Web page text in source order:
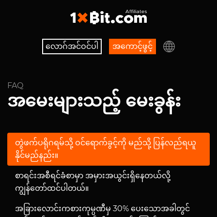
လောဂ်အင်ဝင်ပါ အကောင့်ဖွင့်
FAQ
အမေးများသည့် မေးခွန်း
တွဲဖက်ပရိုဂရမ်သို့ ဝင်ရောက်ခွင့်ကို မည်သို့ ပြန်လည်ရယူ
နိုင်မည်နည်း။
စာရင်းအစီရင်ခံစာမှာ အမှားအယွင်းရှိနေတယ်လို့
ကျွန်တော်ထင်ပါတယ်။
အခြားလောင်းကစားကုမ္ပဏီမှ 30% ပေးသောအခါတွင်